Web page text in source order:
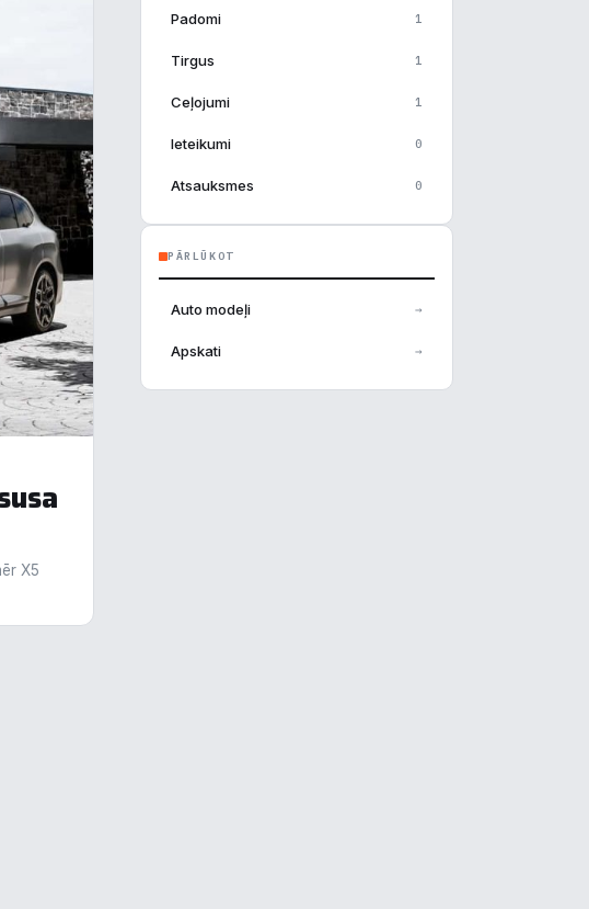
X5
Padomi 1
Tirgus 1
Ceļojumi 1
Ieteikumi 0
Atsauksmes 0
PĀRLŪKOT
Auto modeļi →
Apskati →
un veikt
detalizētu
Vienmēr aktīvs